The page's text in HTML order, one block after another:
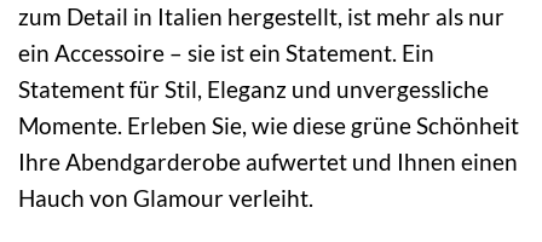
zum Detail in Italien hergestellt, ist mehr als nur
ein Accessoire – sie ist ein Statement. Ein
Statement für Stil, Eleganz und unvergessliche
Momente. Erleben Sie, wie diese grüne Schönheit
Ihre Abendgarderobe aufwertet und Ihnen einen
Hauch von Glamour verleiht.